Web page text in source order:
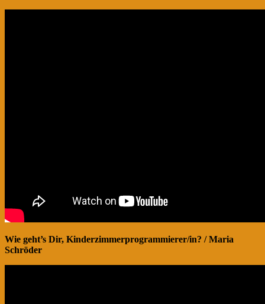
Wie geht’s Dir, Kinderzimmerprogrammierer/in? / Maria
Schröder